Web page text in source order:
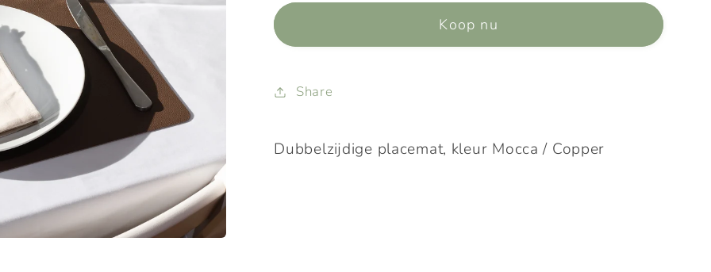
voor
-
-
voor
-
Koop nu
Share
Dubbelzijdige placemat, kleur Mocca / Copper